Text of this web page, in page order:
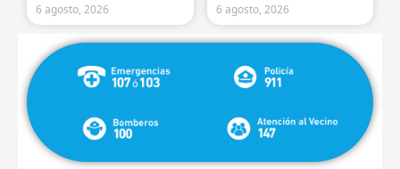
6 agosto, 2026 6 agosto, 2026